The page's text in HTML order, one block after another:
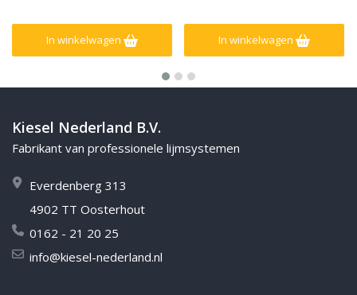
In winkelwagen
en A0, voor vloeren A0
In winkelwagen
Kiesel Nederland B.V.
Fabrikant van professionele lijmsystemen
Everdenberg 313
4902 TT Oosterhout
0162 - 21 20 25
info@kiesel-nederland.nl